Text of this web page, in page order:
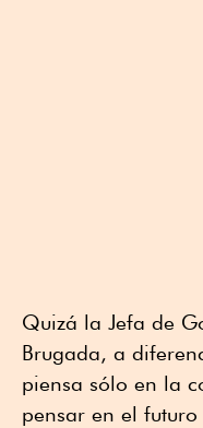
Quizá la Jefa de
Brugada, a
piensa sólo en la
pensar en el